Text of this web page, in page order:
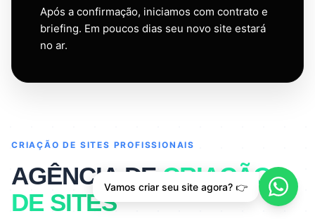
Após a confirmação, iniciamos com contrato e
briefing. Em poucos dias seu novo site estará
no ar.
CRIAÇÃO DE SITES PROFISSIONAIS
AGÊNCIA DE CRIAÇÃO
DE SITES
Vamos criar seu site agora? 👉